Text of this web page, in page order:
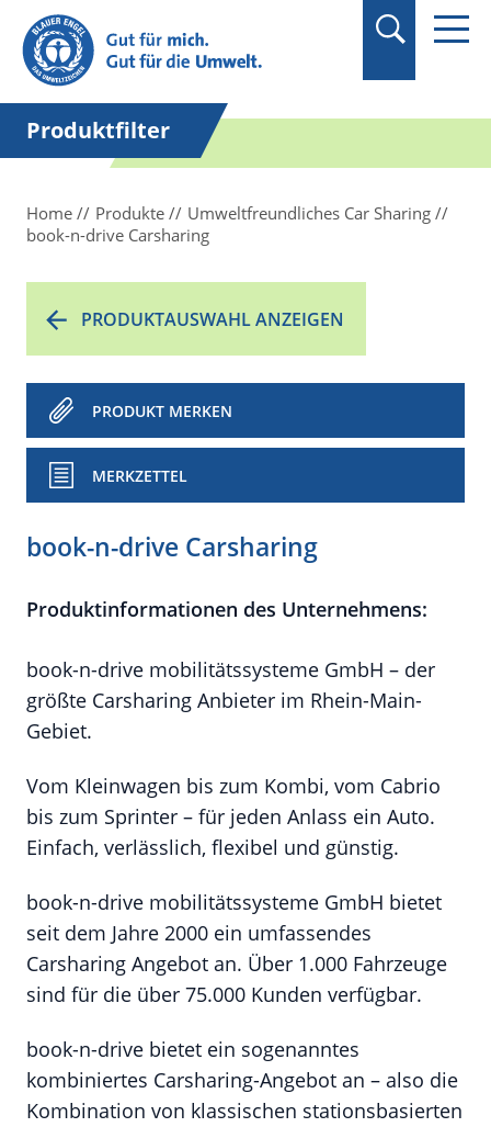
Suchbegriff in
Anführungszeichen
setzen.
Produktfilter
Home Produkte
Umweltfreundliches Car Sharing
book-n-drive Carsharing
PRODUKTAUSWAHL ANZEIGEN
PRODUKT MERKEN
MERKZETTEL
book-n-drive Carsharing
Produktinformationen des Unternehmens:
book-n-drive mobilitätssysteme GmbH – der
größte Carsharing Anbieter im Rhein-Main-
Gebiet.
Vom Kleinwagen bis zum Kombi, vom Cabrio
bis zum Sprinter – für jeden Anlass ein Auto.
Einfach, verlässlich, flexibel und günstig.
book-n-drive mobilitätssysteme GmbH bietet
seit dem Jahre 2000 ein umfassendes
Carsharing Angebot an. Über 1.000 Fahrzeuge
sind für die über 75.000 Kunden verfügbar.
book-n-drive bietet ein sogenanntes
kombiniertes Carsharing-Angebot an – also die
Kombination von klassischen stationsbasierten